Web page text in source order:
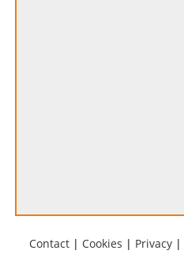
Contact | Cookies | Privacy |